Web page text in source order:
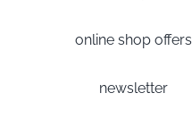
online shop offers
newsletter